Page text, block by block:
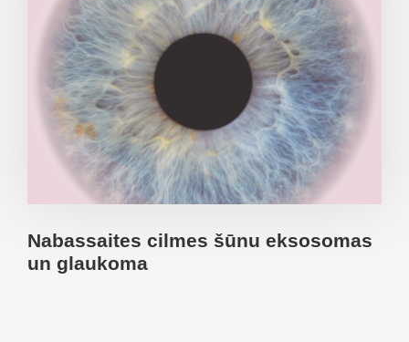
Nabassaites cilmes šūnu eksosomas
un glaukoma